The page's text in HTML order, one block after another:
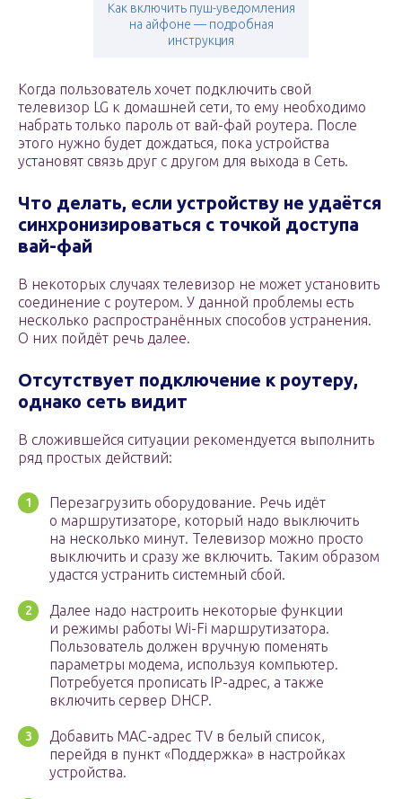
Как включить пуш-уведомления
на айфоне — подробная
инструкция
Когда пользователь хочет подключить свой
телевизор LG к домашней сети, то ему необходимо
набрать только пароль от вай-фай роутера. После
этого нужно будет дождаться, пока устройства
установят связь друг с другом для выхода в Сеть.
Что делать, если устройству не удаётся
синхронизироваться с точкой доступа
вай-фай
В некоторых случаях телевизор не может установить
соединение с роутером. У данной проблемы есть
несколько распространённых способов устранения.
О них пойдёт речь далее.
Отсутствует подключение к роутеру,
однако сеть видит
В сложившейся ситуации рекомендуется выполнить
ряд простых действий:
Перезагрузить оборудование. Речь идёт
о маршрутизаторе, который надо выключить
на несколько минут. Телевизор можно просто
выключить и сразу же включить. Таким образом
удастся устранить системный сбой.
Далее надо настроить некоторые функции
и режимы работы Wi-Fi маршрутизатора.
Пользователь должен вручную поменять
параметры модема, используя компьютер.
Потребуется прописать IP-адрес, а также
включить сервер DHCP.
Добавить MAC-адрес TV в белый список,
перейдя в пункт «Поддержка» в настройках
устройства.